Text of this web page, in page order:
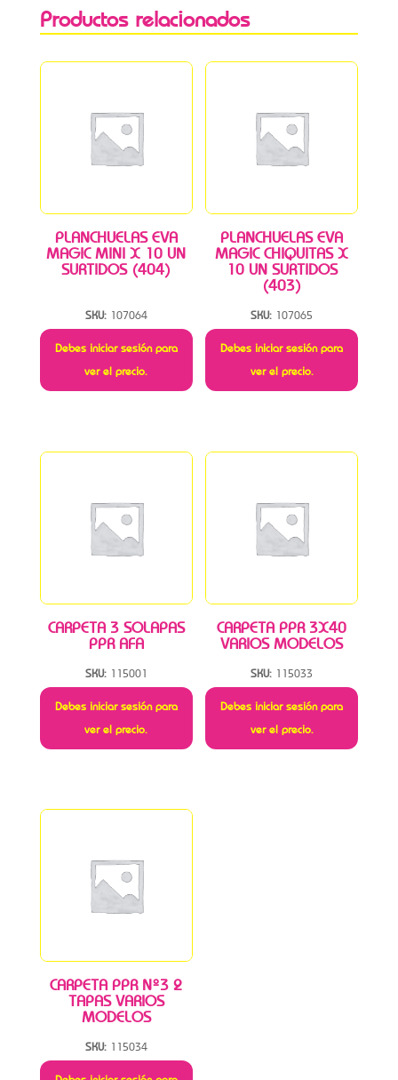
Productos relacionados
PLANCHUELAS EVA
MAGIC MINI X 10 UN
SURTIDOS (404)
SKU: 107064
Debes iniciar sesión para
ver el precio.
PLANCHUELAS EVA
MAGIC CHIQUITAS X
10 UN SURTIDOS
(403)
SKU: 107065
Debes iniciar sesión para
ver el precio.
CARPETA 3 SOLAPAS
PPR AFA
SKU: 115001
Debes iniciar sesión para
ver el precio.
CARPETA PPR 3X40
VARIOS MODELOS
SKU: 115033
Debes iniciar sesión para
ver el precio.
CARPETA PPR Nº3 2
TAPAS VARIOS
MODELOS
SKU: 115034